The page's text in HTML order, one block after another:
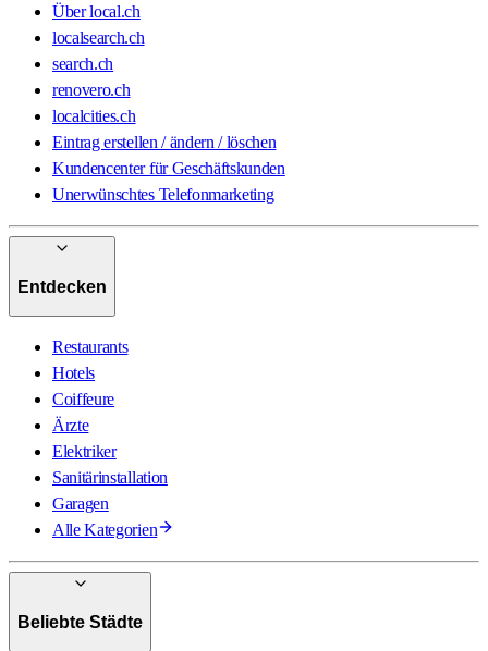
Über local.ch
localsearch.ch
search.ch
renovero.ch
localcities.ch
Eintrag erstellen / ändern / löschen
Kundencenter für Geschäftskunden
Unerwünschtes Telefonmarketing
Entdecken
Restaurants
Hotels
Coiffeure
Ärzte
Elektriker
Sanitärinstallation
Garagen
Alle Kategorien
Beliebte Städte